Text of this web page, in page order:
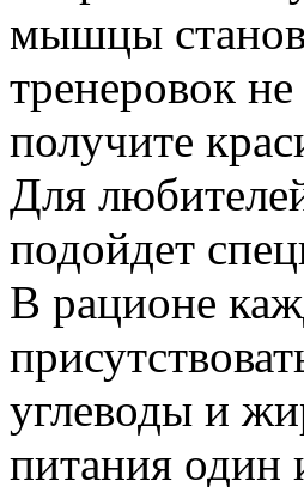
мышцы
тренеровок
получите
Для
подойдет
В рационе
углеводы и
питания один